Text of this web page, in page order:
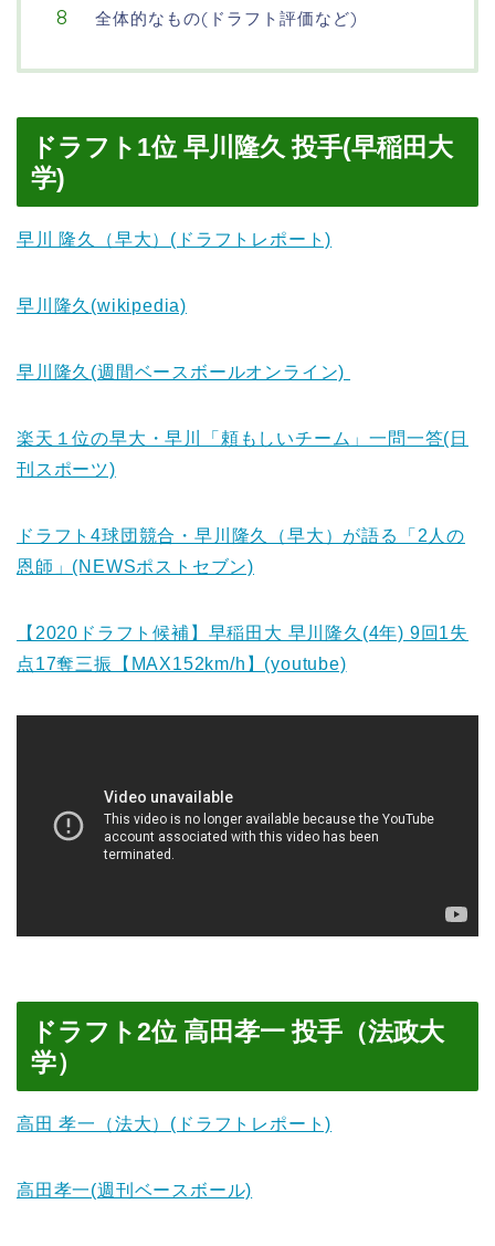
全体的なもの(ドラフト評価など)
ドラフト1位 早川隆久 投手(早稲田大
学)
早川 隆久（早大）(ドラフトレポート)
早川隆久(wikipedia)
早川隆久(週間ベースボールオンライン)
楽天１位の早大・早川「頼もしいチーム」一問一答(日
刊スポーツ)
ドラフト4球団競合・早川隆久（早大）が語る「2人の
恩師」(NEWSポストセブン)
【2020ドラフト候補】早稲田大 早川隆久(4年) 9回1失
点17奪三振【MAX152km/h】(youtube)
ドラフト2位 高田孝一 投手（法政大
学）
高田 孝一（法大）(ドラフトレポート)
高田孝一(週刊ベースボール)